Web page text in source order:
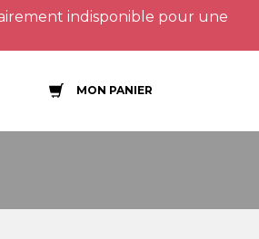
indisponible pour une
MON PANIER